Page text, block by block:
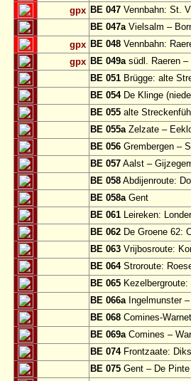
gpx BE 047 Vennbahn: St.
BE 047aVielsalm –
gpx BE 048 Vennbahn:
gpx BE 049asüdl. Raeren –
BE 051 Brügge: alte
BE 054De Klinge
BE 055 alte
BE 055aZelzate –
BE 056 Grembergen –
BE 057 Aalst –
BE 058 Abdijenroute:
BE 058aGent
BE 061 Leireken:
BE 062 De Groene 62:
BE 063 Vrijbosroute:
BE 064Stroroute:
BE 065
BE 066aIngelmunster –
BE 068 Comines-
BE 069aComines –
BE 074Frontzaate:
BE 075 Gent – De